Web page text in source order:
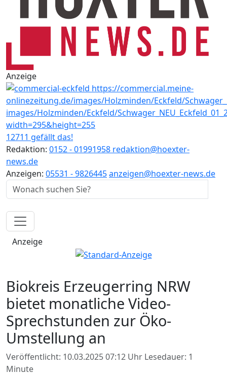
Anzeige
12711 gefällt das!
Redaktion: 0152 - 01991958 redaktion@hoexter-
news.de
Anzeigen: 05531 - 9826445anzeigen@hoexter-news.de
Anzeige
Biokreis Erzeugerring NRW
bietet monatliche Video-
Sprechstunden zur Öko-
Umstellung an
Veröffentlicht: 10.03.2025 07:12 Uhr Lesedauer: 1
Minute